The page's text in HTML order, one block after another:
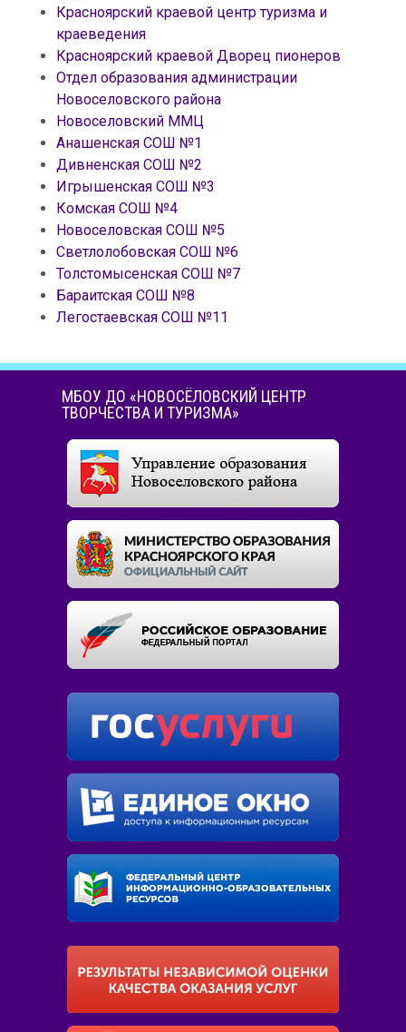
Красноярский краевой центр туризма и
краеведения
Красноярский краевой Дворец пионеров
Отдел образования администрации
Новоселовского района
Новоселовский ММЦ
Анашенская СОШ №1
Дивненская СОШ №2
Игрышенская СОШ №3
Комская СОШ №4
Новоселовская СОШ №5
Светлолобовская СОШ №6
Толстомысенская СОШ №7
Бараитская СОШ №8
Легостаевская СОШ №11
МБОУ ДО «НОВОСЁЛОВСКИЙ ЦЕНТР
ТВОРЧЕСТВА И ТУРИЗМА»